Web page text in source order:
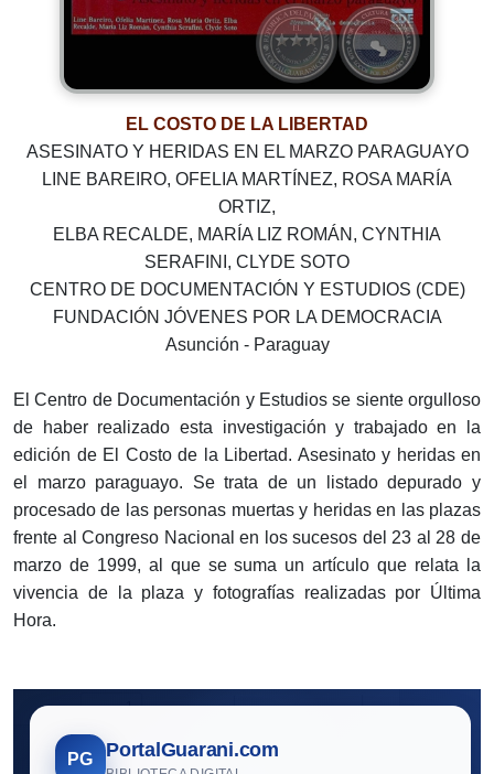
EL COSTO DE LA LIBERTAD
ASESINATO Y HERIDAS EN EL MARZO PARAGUAYO
LINE BAREIRO, OFELIA MARTÍNEZ, ROSA MARÍA
ORTIZ,
ELBA RECALDE, MARÍA LIZ ROMÁN, CYNTHIA
SERAFINI, CLYDE SOTO
CENTRO DE DOCUMENTACIÓN Y ESTUDIOS (CDE)
FUNDACIÓN JÓVENES POR LA DEMOCRACIA
Asunción - Paraguay
El Centro de Documentación y Estudios se siente orgulloso
de haber realizado esta investigación y trabajado en la
edición de El Costo de la Libertad. Asesinato y heridas en
el marzo paraguayo. Se trata de un listado depurado y
procesado de las personas muertas y heridas en las plazas
frente al Congreso Nacional en los sucesos del 23 al 28 de
marzo de 1999, al que se suma un artículo que relata la
vivencia de la plaza y fotografías realizadas por Última
Hora.